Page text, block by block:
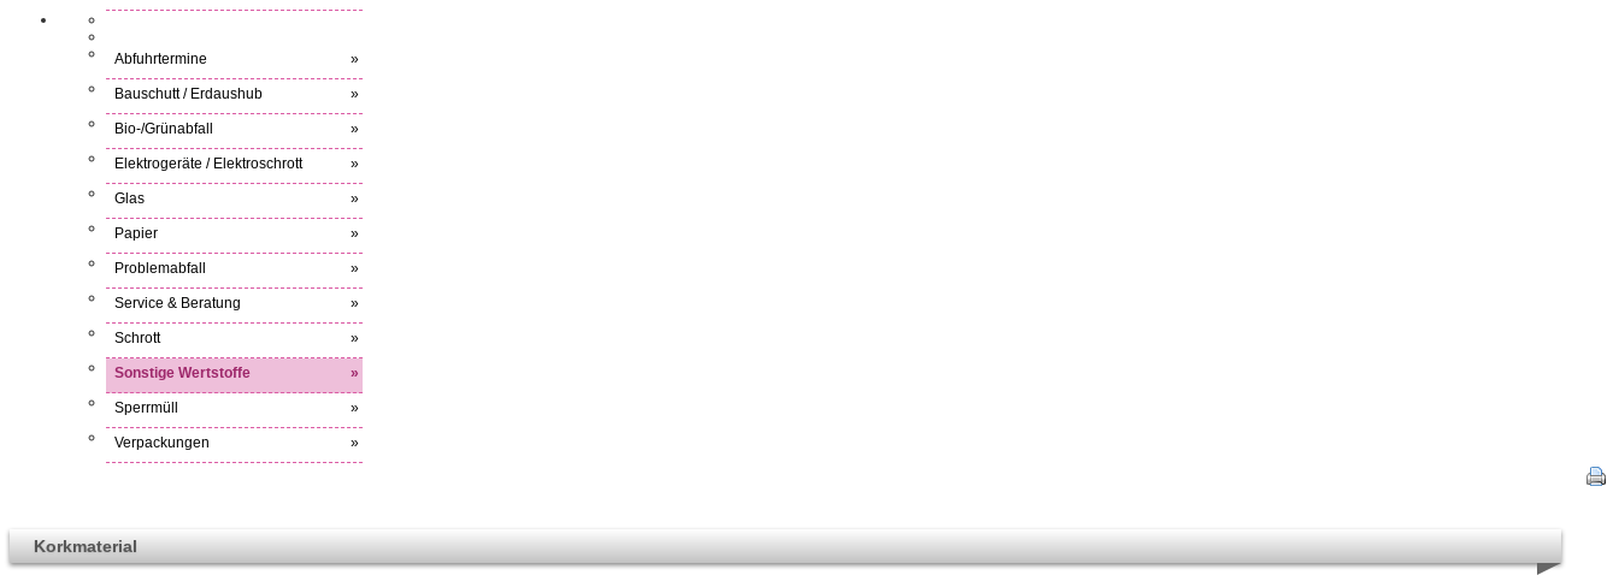
Abfuhrtermine »
Bauschutt / Erdaushub »
Bio-/Grünabfall »
Elektrogeräte / Elektroschrott »
Glas »
Papier »
Problemabfall »
Service & Beratung »
Schrott »
Sonstige Wertstoffe »
Sperrmüll »
Verpackungen »
Korkmaterial